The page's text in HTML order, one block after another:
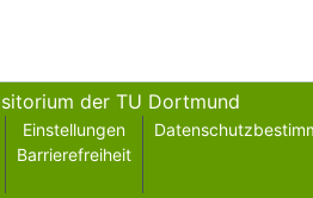
der TU Dortmund
Einstellungen
Barrierefreiheit